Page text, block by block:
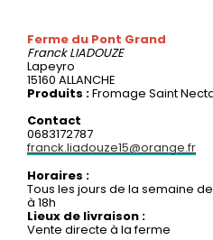
Ferme du Pont Grand
FranckLIADOUZE
Lapeyro
15160 ALLANCHE
Produits :Fromage Saint
Contact
0683172787
franck.liadouze15@orange.fr
Horaires :
Tous les jours de la semaine de
à 18h
Lieux de livraison :
Vente directe à la ferme